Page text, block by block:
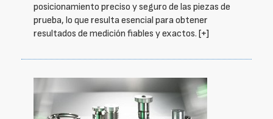
posicionamiento preciso y seguro de las piezas de
prueba, lo que resulta esencial para obtener
resultados de medición fiables y exactos. [+]